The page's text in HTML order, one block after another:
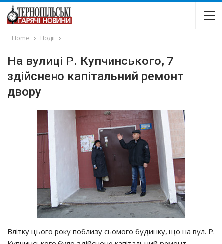
Home Події
На вулиці Р. Купчинського, 7
здійснено капітальний ремонт
двору
Влітку цього року поблизу сьомого будинку, що на вул. Р.